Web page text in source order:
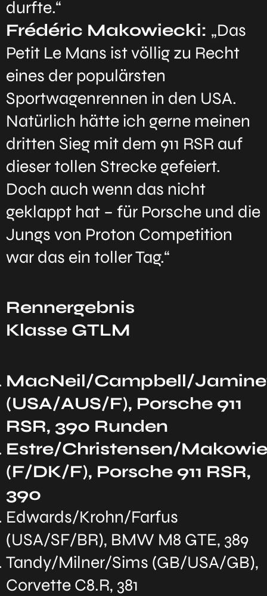
durfte.“
Frédéric Makowiecki: „Das
Petit Le Mans ist völlig zu Recht
eines der populärsten
Sportwagenrennen in den USA.
Natürlich hätte ich gerne meinen
dritten Sieg mit dem 911 RSR auf
dieser tollen Strecke gefeiert.
Doch auch wenn das nicht
geklappt hat – für Porsche und die
Jungs von Proton Competition
war das ein toller Tag.“
Rennergebnis
Klasse GTLM
MacNeil/Campbell/
(USA/AUS/F), Porsche 911
RSR, 390 Runden
Estre/Christensen/
(F/DK/F), Porsche 911 RSR,
390
Edwards/Krohn/Farfus
(USA/SF/BR), BMW M8 GTE, 389
Tandy/Milner/Sims (GB/USA/GB),
Corvette C8.R, 381